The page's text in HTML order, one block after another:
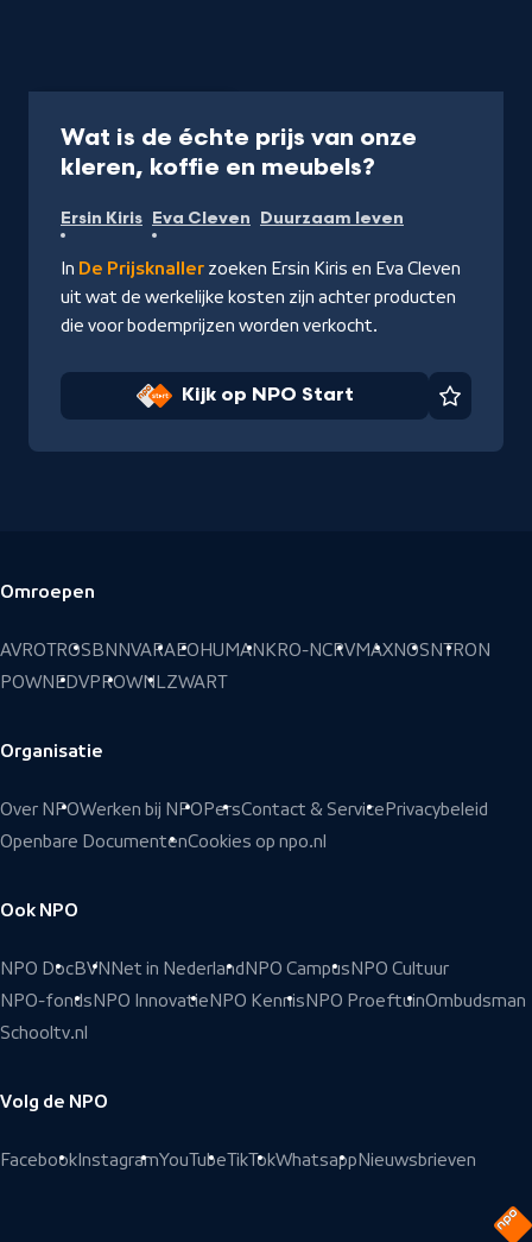
Wat is de échte prijs van onze
kleren, koffie en meubels?
op
NPO
Start
Ersin Kiris Eva Cleven Duurzaam leven
In De Prijsknaller zoeken Ersin Kiris en Eva Cleven
uit wat de werkelijke kosten zijn achter producten
die voor bodemprijzen worden verkocht.
Kijk op NPO Start
Voettekst
Omroepen
AVROTROSBNNVARAEOHUMANKRO-NCRVMAXNOSNTRON
POWNEDVPROWNLZWART
Organisatie
Over NPOWerken bij NPO PersContact & Service Privacybeleid
Openbare DocumentenCookies op npo.nl
Ook NPO
NPO DocBVN Net in Nederland NPO Campus NPO Cultuur
NPO-fonds NPO Innovatie NPO Kennis NPO ProeftuinOmbudsman
Schooltv.nl
Volg de NPO
Facebook InstagramYouTubeTikTokWhatsapp Nieuwsbrieven